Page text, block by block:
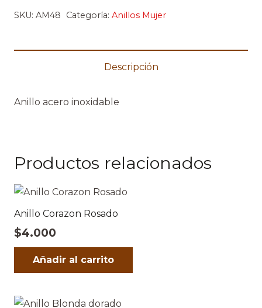
con
SKU: AM48 Categoría: Anillos Mujer
Descripción
Anillo acero inoxidable
Productos relacionados
Anillo Corazon Rosado
$4.000
Añadir al carrito